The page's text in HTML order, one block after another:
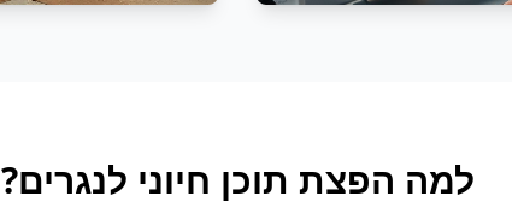
למה הפצת תוכן חיוני לנגרים?